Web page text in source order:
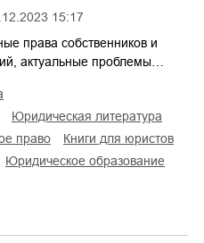
15:17
права собственников и
актуальные проблемы…
юридическая литература
право
книги для юристов
юридическое образование